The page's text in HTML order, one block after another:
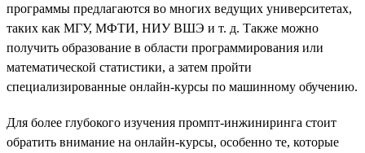
программы предлагаются во многих ведущих университетах,
таких как МГУ, МФТИ, НИУ ВШЭ и т. д. Также можно
получить образование в области программирования или
математической статистики, а затем пройти
специализированные онлайн-курсы по машинному обучению.
Для более глубокого изучения промпт-инжиниринга стоит
обратить внимание на онлайн-курсы, особенно те, которые